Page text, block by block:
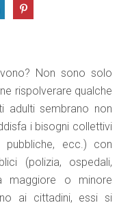
Non sono solo
rispolverare qualche
adulti sembrano non
i bisogni collettivi
pubbliche, ecc.) con
(polizia, ospedali,
maggiore o minore
ai cittadini, essi si